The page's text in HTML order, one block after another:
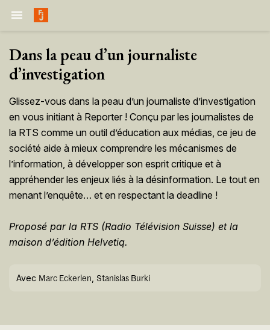

Dans la peau d’un journaliste
d’investigation
Glissez-vous dans la peau d’un journaliste d’investigation
en vous initiant à Reporter ! Conçu par les journalistes de
la RTS comme un outil d’éducation aux médias, ce jeu de
société aide à mieux comprendre les mécanismes de
l’information, à développer son esprit critique et à
appréhender les enjeux liés à la désinformation. Le tout en
menant l’enquête… et en respectant la deadline !
Proposé par la RTS (Radio Télévision Suisse) et la
maison d’édition Helvetiq.
Avec Marc Eckerlen Stanislas Burki